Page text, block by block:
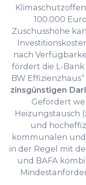
100.000
Zuschusshöhe
nach
fördert die L-
BW Effizienzhaus“
zinsgünstigen
Gefördert
Heizungstausch
und
kommunalen und
in der Regel mit
und BAFA